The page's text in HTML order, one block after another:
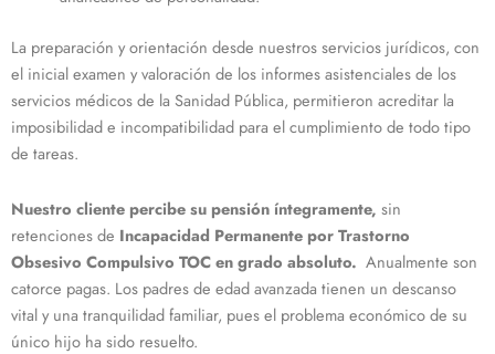
La preparación y orientación desde nuestros servicios jurídicos, con
el inicial examen y valoración de los informes asistenciales de los
servicios médicos de la Sanidad Pública, permitieron acreditar la
imposibilidad e incompatibilidad para el cumplimiento de todo tipo
de tareas.
Nuestro cliente percibe su pensión íntegramente, sin
retenciones de Incapacidad Permanente por Trastorno
Obsesivo Compulsivo TOC en grado absoluto. Anualmente son
catorce pagas. Los padres de edad avanzada tienen un descanso
vital y una tranquilidad familiar, pues el problema económico de su
único hijo ha sido resuelto.